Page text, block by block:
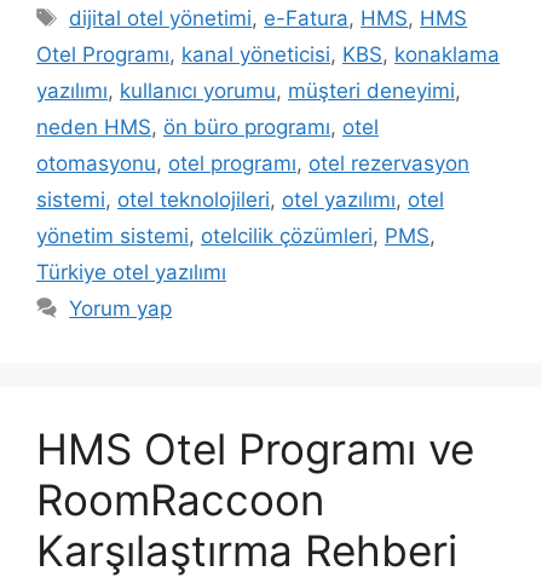
Etiketler
dijital otel yönetimi, e-Fatura, HMS, HMS
Otel Programı, kanal yöneticisi, KBS, konaklama
yazılımı, kullanıcı yorumu, müşteri deneyimi,
neden HMS, ön büro programı, otel
otomasyonu, otel programı, otel rezervasyon
sistemi, otel teknolojileri, otel yazılımı, otel
yönetim sistemi, otelcilik çözümleri, PMS,
Türkiye otel yazılımı
Yorum yap
HMS Otel Programı ve
RoomRaccoon
Karşılaştırma Rehberi